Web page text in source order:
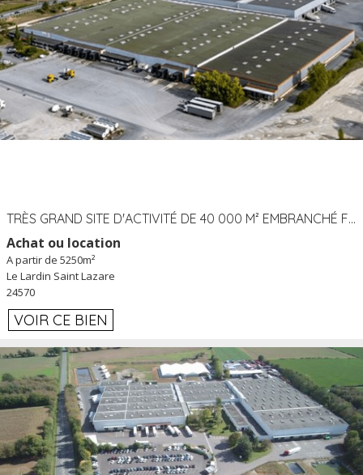
TRÈS GRAND SITE D'ACTIVITÉ DE 40 000 M² EMBRANCHÉ FER AU LARDIN SAINT LAZARE (24) PROCHE A89 À LOUER
Achat ou location
A partir de 5250m²
Le Lardin Saint Lazare
24570
VOIR CE BIEN